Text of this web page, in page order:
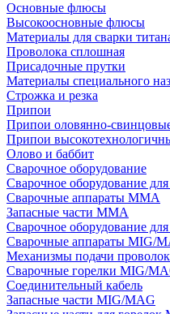
Основные флюсы
Высокоосновные флюсы
Материалы для сварки
Проволока сплошная
Присадочные прутки
Материалы специального
Строжка и резка
Припои
Припои оловянно-
Припои
Олово и баббит
Сварочное оборудование
Сварочное оборудование
Сварочные аппараты MMA
Запасные части MMA
Сварочное оборудование
Сварочные аппараты MIG/
Механизмы подачи
Сварочные горелки MIG/
Соединительный кабель
Запасные части MIG/MAG